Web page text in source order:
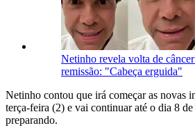
Netinho revela volta de
remissão: "Cabeça erguida"
Netinho contou que irá começar as novas
terça-feira (2) e vai continuar até o dia 8 de
preparando.